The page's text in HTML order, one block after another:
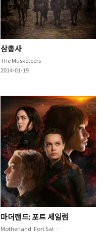
삼총사
The Musketeers
2014-01-19
마더랜드: 포트 세일럼
Motherland: Fort Salem